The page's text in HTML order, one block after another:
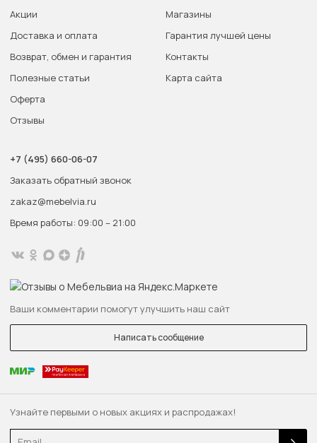
Узнайте первыми о новых акциях и распродажах!
Акции
Доставка и оплата
Возврат, обмен и гарантия
Полезные статьи
Оферта
Отзывы
Магазины
Гарантия лучшей цены
Контакты
Карта сайта
+7 (495) 660-06-07
Заказать обратный звонок
zakaz@mebelvia.ru
Время работы: 09:00 – 21:00
Ваши комментарии помогут улучшить наш сайт
Написать сообщение